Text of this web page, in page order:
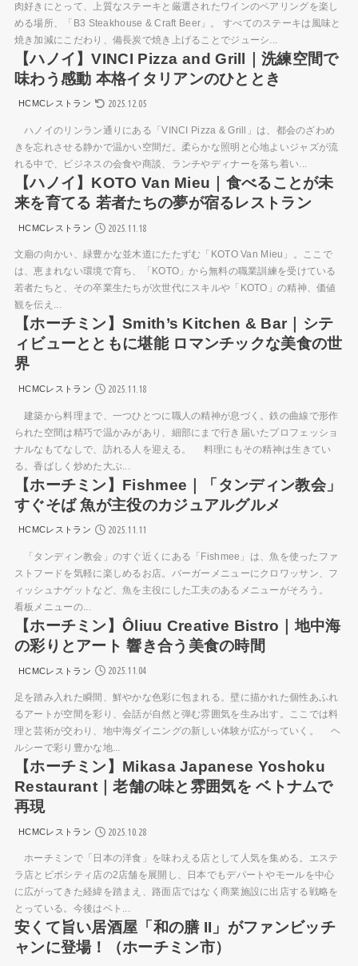
肉好きにとって、上質なステーキと厳選されたワインのペアリングを楽し
める場所、「B3 Steakhouse & Craft Beer」。 すべてのステーキは風味と
焼き加減にこだわり、備長炭で焼き上げることでジューシ...
【ハノイ】VINCI Pizza and Grill｜洗練空間で
味わう感動 本格イタリアンのひととき
HCMCレストラン 2025.12.05
ハノイのリンラン通りにある「VINCI Pizza & Grill」は、都会のざわめ
きを忘れさせる静かで温かい空間だ。柔らかな照明と心地よいジャズが流
れる中で、ビジネスの会食や商談、ランチやディナーを落ち着い...
【ハノイ】KOTO Van Mieu｜食べることが未
来を育てる 若者たちの夢が宿るレストラン
HCMCレストラン 2025.11.18
文廟の向かい、緑豊かな並木道にたたずむ「KOTO Van Mieu」。ここで
は、恵まれない環境で育ち、「KOTO」から無料の職業訓練を受けている
若者たちと、その卒業生たちが次世代にスキルや「KOTO」の精神、価値
観を伝え...
【ホーチミン】Smith’s Kitchen & Bar｜シテ
ィビューとともに堪能 ロマンチックな美食の世
界
HCMCレストラン 2025.11.18
建築から料理まで、一つひとつに職人の精神が息づく。鉄の曲線で形作
られた空間は精巧で温かみがあり、細部にまで行き届いたプロフェッショ
ナルなもてなしで、訪れる人を迎える。 料理にもその精神は生きてい
る。香ばしく炒めた大ぶ...
【ホーチミン】Fishmee｜「タンディン教会」
すぐそば 魚が主役のカジュアルグルメ
HCMCレストラン 2025.11.11
「タンディン教会」のすぐ近くにある「Fishmee」は、魚を使ったファ
ストフードを気軽に楽しめるお店。バーガーメニューにクロワッサン、フ
ィッシュナゲットなど、魚を主役にした工夫のあるメニューがそろう。
看板メニューの...
【ホーチミン】Ôliuu Creative Bistro｜地中海
の彩りとアート 響き合う美食の時間
HCMCレストラン 2025.11.04
足を踏み入れた瞬間、鮮やかな色彩に包まれる。壁に描かれた個性あふれ
るアートが空間を彩り、会話が自然と弾む雰囲気を生み出す。ここでは料
理と芸術が交わり、地中海ダイニングの新しい体験が広がっていく。 ヘ
ルシーで彩り豊かな地...
【ホーチミン】Mikasa Japanese Yoshoku
Restaurant｜老舗の味と雰囲気を ベトナムで
再現
HCMCレストラン 2025.10.28
ホーチミンで「日本の洋食」を味わえる店として人気を集める。エステ
ラ店とビボシティ店の2店舗を展開し、日本でもデパートやモールを中心
に広がってきた経緯を踏まえ、路面店ではなく商業施設に出店する戦略を
とっている。今後はベト...
安くて旨い居酒屋「和の膳 II」がファンビッチ
ャンに登場！（ホーチミン市）